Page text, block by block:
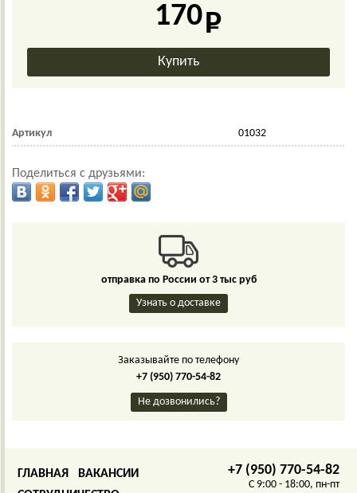
170
Артикул 01032
Поделиться с друзьями:
отправка по России от 3 тыс руб
Узнать о доставке
Заказывайте по телефону
+7 (950) 770-54-82
Не дозвонились?
+7 (950) 770-54-82
C 9:00 - 18:00, пн-пт
ГЛАВНАЯ
ВАКАНСИИ